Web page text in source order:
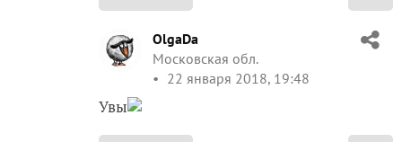
OlgaDa
Московская обл.
22 января 2018, 19:48
Увы